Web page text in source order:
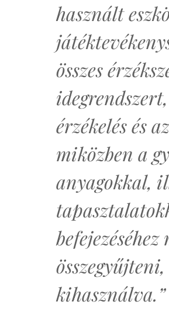
használt
összes
érzékelés és
miközben a
anyagokkal,
kihasználva.”